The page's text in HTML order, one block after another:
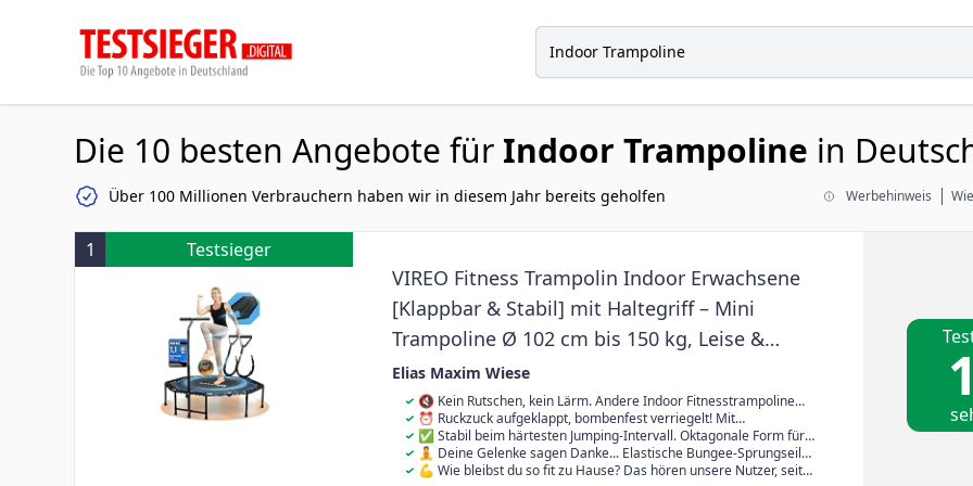
Die 10 besten Angebote für Indoor Trampoline in
Über 100 Millionen Verbrauchern haben wir in diesem Jahr bereits geholfen Werbehinweis
1 Testsieger
VIREO Fitness Trampolin Indoor Erwachsene
[Klappbar & Stabil] mit Haltegriff – Mini
Trampoline Ø 102 cm bis 150 kg, Leise &
Gelenkschonend, Jumping Fitness & Sprung
für Zuhause inkl. Widerstandsbänder
Elias Maxim Wiese
🔇 Kein Rutschen, kein Lärm. Andere Indoor Fitnesstrampoline
rutschen und stören die Nachbarn. Unsere Stealth Caps machen
dein Mini Trampolin sicherer, rutschfester und flüsterleise.
⏰ Ruckzuck aufgeklappt, bombenfest verriegelt! Mit
Vormontierten Bungees, ohne lästiges Aufspannen. Per EasyFold
aufklappen, in Sekunden mit den Safety Pins verriegeln. Kein
komplizierter Aufbau. Keine Frustmomente. Traglast 150 kg, ideal
✅ Stabil beim härtesten Jumping-Intervall. Oktagonale Form für
Standsicherheit, 3-fach höhenverstellbare Haltestange für festen
Grip, Saubere Landungen und gelenkschonende Power beim Sport.
🧘 Deine Gelenke sagen Danke... Elastische Bungee-Sprungseile
geben sanfter nach als klirrende Federn. Effektiv und
💪 Wie bleibst du so fit zu Hause? Das hören unsere Nutzer, seit